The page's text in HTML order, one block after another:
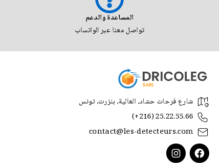
المساعدة والدعم
تواصل معنا عبر الواتساب
شارع فرحات حشاد، العالية، بنزرت، تونس
(+216) 25.22.55.66
contact@les-detecteurs.com